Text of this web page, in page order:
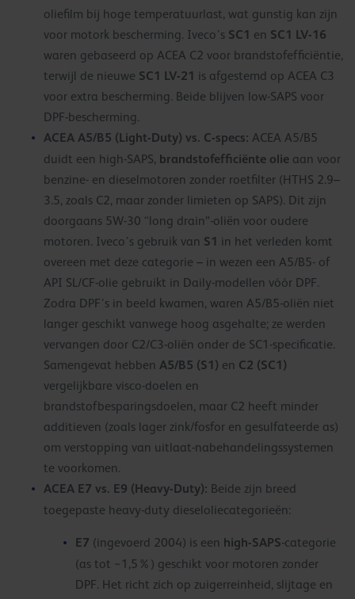
oliefilm bij hoge temperatuurlast, wat gunstig kan zijn
voor motork bescherming. Iveco’s SC1 en SC1 LV-16
waren gebaseerd op ACEA C2 voor brandstofefficiëntie,
terwijl de nieuwe SC1 LV-21 is afgestemd op ACEA C3
voor extra bescherming. Beide blijven low-SAPS voor
DPF-bescherming.
ACEA A5/B5 (Light-Duty) vs. C-specs: ACEA A5/B5
duidt een high-SAPS, brandstofefficiënte olie aan voor
benzine- en dieselmotoren zonder roetfilter (HTHS 2.9–
3.5, zoals C2, maar zonder limieten op SAPS). Dit zijn
doorgaans 5W-30 “long drain”-oliën voor oudere
motoren. Iveco’s gebruik van S1 in het verleden komt
overeen met deze categorie – in wezen een A5/B5- of
API SL/CF-olie gebruikt in Daily-modellen vóór DPF.
Zodra DPF’s in beeld kwamen, waren A5/B5-oliën niet
langer geschikt vanwege hoog asgehalte; ze werden
vervangen door C2/C3-oliën onder de SC1-specificatie.
Samengevat hebben A5/B5 (S1) en C2 (SC1)
vergelijkbare visco-doelen en
brandstofbesparingsdoelen, maar C2 heeft minder
additieven (zoals lager zink/fosfor en gesulfateerde as)
om verstopping van uitlaat-nabehandelingssystemen
te voorkomen.
ACEA E7 vs. E9 (Heavy-Duty): Beide zijn breed
toegepaste heavy-duty dieseloliecategorieën:
E7 (ingevoerd 2004) is een high-SAPS-categorie
(as tot ~1,5%) geschikt voor motoren zonder
DPF. Het richt zich op zuigerreinheid, slijtage en